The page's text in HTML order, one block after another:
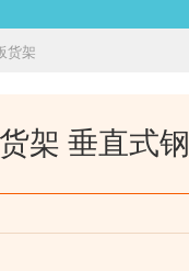
货架
架 垂直式